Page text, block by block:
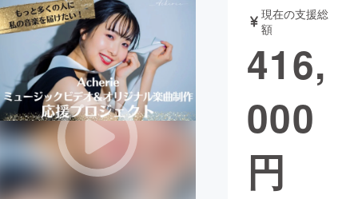
アート・写真 音楽
テクノロジー・ガジェット ゲーム・サ
映像・映画
ビジネス・起業
現在の支援総
額
416,
000
円